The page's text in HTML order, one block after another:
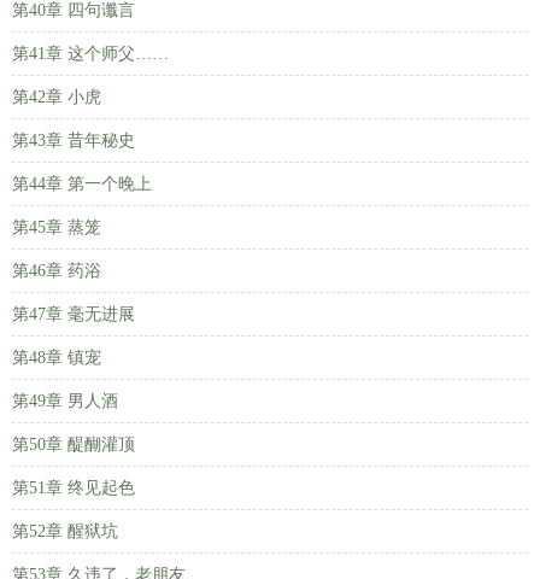
第40章 四句谶言
第41章 这个师父……
第42章 小虎
第43章 昔年秘史
第44章 第一个晚上
第45章 蒸笼
第46章 药浴
第47章 毫无进展
第48章 镇宠
第49章 男人酒
第50章 醍醐灌顶
第51章 终见起色
第52章 醒狱坑
第53章 久违了，老朋友